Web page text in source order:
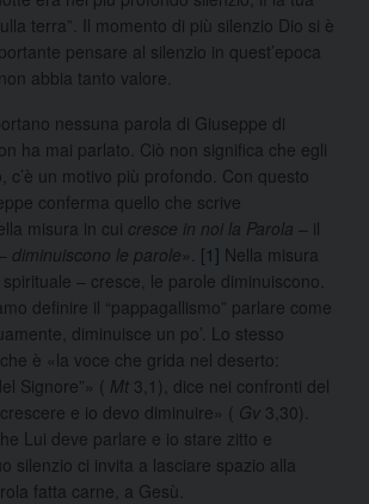
terra”. Il momento di più silenzio Dio si è
pensare al silenzio in quest’epoca
abbia tanto valore.
nessuna parola di Giuseppe di
ha mai parlato. Ciò non significa che egli
c’è un motivo più profondo. Con questo
conferma quello che scrive
misura in cui cresce in noi la Parola – il
diminuiscono le parole». [1] Nella misura
– cresce, le parole diminuiscono.
definire il “pappagallismo” parlare come
diminuisce un po’. Lo stesso
è «la voce che grida nel deserto:
Signore”» ( Mt 3,1), dice nei confronti del
e io devo diminuire» ( Gv 3,30).
Lui deve parlare e io stare zitto e
silenzio ci invita a lasciare spazio alla
fatta carne, a Gesù.